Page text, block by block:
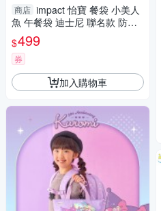
商店 impact 怡寶 餐袋 小美人
魚 午餐袋 迪士尼 聯名款 防潑
水 便當袋 手提袋 IMDSN03 得
意時袋
$499
券
加入購物車